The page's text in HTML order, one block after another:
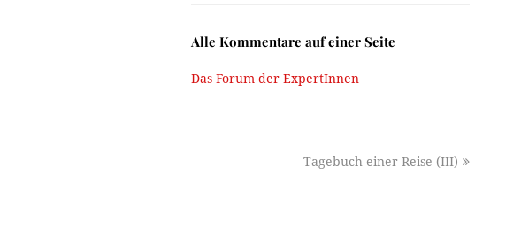
Alle Kommentare auf einer Seite
Das Forum der ExpertInnen
next
Tagebuch einer Reise (III)